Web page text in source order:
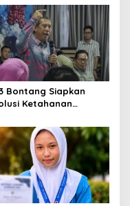
Kebutuhan
Bontang Siapkan
Ketahanan
Jadi Senjata